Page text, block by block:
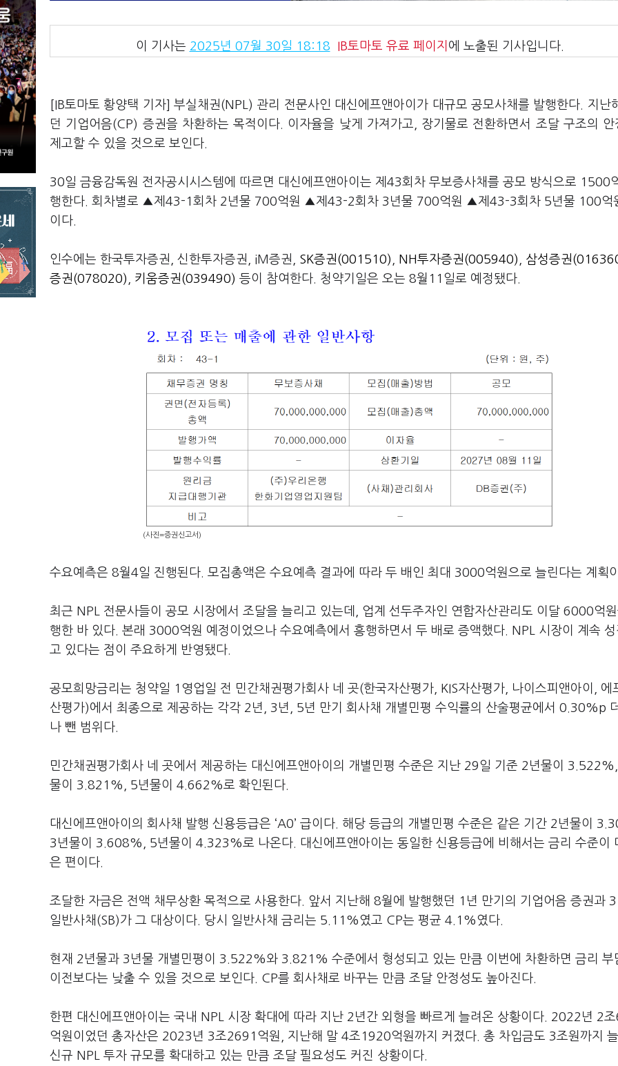
이 기사는 2025년 07월 30일 18:18 IB토마토 유료 페이지 에 노출된 기사입니다.
[IB토마토 황양택 기자] 부실채권(NPL) 관리 전문사인 대신에프앤아이가 대규모 공모사채를 발행한다. 지난
던 기업어음(CP) 증권을 차환하는 목적이다. 이자율을 낮게 가져가고, 장기물로 전환하면서 조달 구조의 안
제고할 수 있을 것으로 보인다.
30일 금융감독원 전자공시시스템에 따르면 대신에프앤아이는 제43회차 무보증사채를 공모 방식으로 1500
행한다. 회차별로 ▲제43-1회차 2년물 700억원 ▲제43-2회차 3년물 700억원 ▲제43-3회차 5년물 100억
이다.
인수에는 한국투자증권, 신한투자증권, iM증권, SK증권(001510) NH투자증권(005940)
삼성증권
증권(078020)
키움증권(039490) 등이 참여한다. 청약기일은 오는 8월11일로 예정됐다.
(사진=증권신고서)
수요예측은 8월4일 진행된다. 모집총액은 수요예측 결과에 따라 두 배인 최대 3000억원으로 늘린다는 계획
최근 NPL 전문사들이 공모 시장에서 조달을 늘리고 있는데, 업계 선두주자인 연합자산관리도 이달 6000억
행한 바 있다. 본래 3000억원 예정이었으나 수요예측에서 흥행하면서 두 배로 증액했다. NPL 시장이 계속
고 있다는 점이 주요하게 반영됐다.
공모희망금리는 청약일 1영업일 전 민간채권평가회사 네 곳(한국자산평가, KIS자산평가, 나이스피앤아이, 에
산평가)에서 최종으로 제공하는 각각 2년, 3년, 5년 만기 회사채 개별민평 수익률의 산술평균에서 0.30%p
나 뺀 범위다.
민간채권평가회사 네 곳에서 제공하는 대신에프앤아이의 개별민평 수준은 지난 29일 기준 2년물이
물이 3.821%, 5년물이 4.662%로 확인된다.
대신에프앤아이의 회사채 발행 신용등급은 ‘A0’ 급이다. 해당 등급의 개별민평 수준은 같은 기간 2년물이
3년물이 3.608%, 5년물이 4.323%로 나온다. 대신에프앤아이는 동일한 신용등급에 비해서는 금리 수준이
은 편이다.
조달한 자금은 전액 채무상환 목적으로 사용한다. 앞서 지난해 8월에 발행했던 1년 만기의 기업어음 증권과
일반사채(SB)가 그 대상이다. 당시 일반사채 금리는 5.11%였고 CP는 평균 4.1%였다.
현재 2년물과 3년물 개별민평이 3.522%와 3.821% 수준에서 형성되고 있는 만큼 이번에 차환하면 금리 부
이전보다는 낮출 수 있을 것으로 보인다. CP를 회사채로 바꾸는 만큼 조달 안정성도 높아진다.
한편 대신에프앤아이는 국내 NPL 시장 확대에 따라 지난 2년간 외형을 빠르게 늘려온 상황이다. 2022년 2
억원이었던 총자산은 2023년 3조2691억원, 지난해 말 4조1920억원까지 커졌다. 총 차입금도 3조원까지
신규 NPL 투자 규모를 확대하고 있는 만큼 조달 필요성도 커진 상황이다.